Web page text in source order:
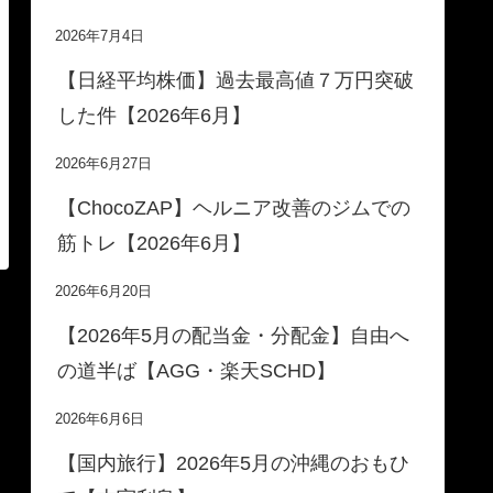
2026年7月4日
【日経平均株価】過去最高値７万円突破
した件【2026年6月】
2026年6月27日
【ChocoZAP】ヘルニア改善のジムでの
筋トレ【2026年6月】
2026年6月20日
【2026年5月の配当金・分配金】自由へ
の道半ば【AGG・楽天SCHD】
2026年6月6日
【国内旅行】2026年5月の沖縄のおもひ